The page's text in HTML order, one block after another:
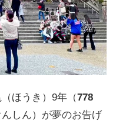
ほうき）9年（778
しん）が夢のお告げ